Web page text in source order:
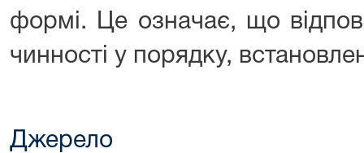
формі. Це означає, що
чинності у порядку,
Джерело